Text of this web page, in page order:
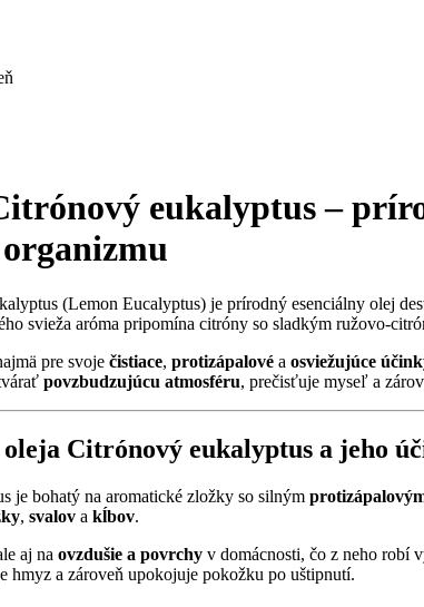
eukalyptus–
(Lemon Eucalyptus) je prírodný esenciálny olej
svieža aróma pripomína citróny so sladkým ružovo-
pre svoje čistiace, protizápalové a osviežujúce
povzbudzujúcu atmosféru, prečisťuje myseľ a
oleja Citrónový eukalyptus a jeho
je bohatý na aromatické zložky so silným
, svalov a kĺbov.
aj na ovzdušie a povrchy v domácnosti, čo z neho robí
hmyz a zároveň upokojuje pokožku po uštipnutí.